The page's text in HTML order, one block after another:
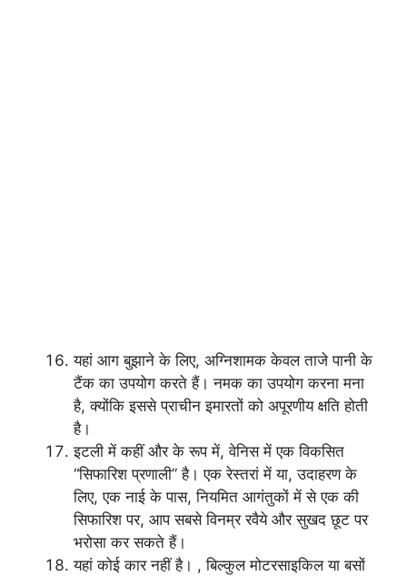
यहां आग बुझाने के लिए, अग्निशामक केवल ताजे पानी के
टैंक का उपयोग करते हैं। नमक का उपयोग करना मना
है, क्योंकि इससे प्राचीन इमारतों को अपूरणीय क्षति होती
है।
इटली में कहीं और के रूप में, वेनिस में एक विकसित
“सिफारिश प्रणाली” है। एक रेस्तरां में या, उदाहरण के
लिए, एक नाई के पास, नियमित आगंतुकों में से एक की
सिफारिश पर, आप सबसे विनम्र रवैये और सुखद छूट पर
भरोसा कर सकते हैं।
यहां कोई कार नहीं है। , बिल्कुल मोटरसाइकिल या बसों